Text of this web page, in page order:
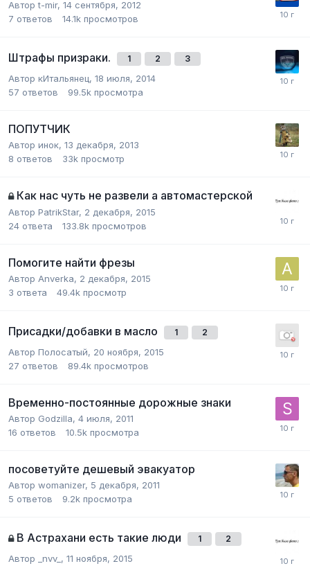
Авторt-mir, 14 сентября, 2012
7 ответов 14.1k просмотров
Штрафы призраки. 1 2 3
Автор кИтальянец, 18 июля, 2014
57 ответов 99.5k просмотра
ПОПУТЧИК
Автор инок, 13 декабря, 2013
8 ответов 33k просмотр
Как нас чуть не развели а автомастерской
Автор PatrikStar, 2 декабря, 2015
24 ответа 133.8k просмотров
Помогите найти фрезы
Автор Anverka, 2 декабря, 2015
3 ответа 49.4k просмотр
Присадки/добавки в масло 1 2
Автор Полосатый, 20 ноября, 2015
27 ответов 89.4k просмотров
Временно-постоянные дорожные знаки
Автор Godzilla, 4 июля, 2011
16 ответов 10.5k просмотра
посоветуйте дешевый эвакуатор
Автор womanizer, 5 декабря, 2011
5 ответов 9.2k просмотра
В Астрахани есть такие люди 1 2
Автор _nvv_ , 11 ноября, 2015